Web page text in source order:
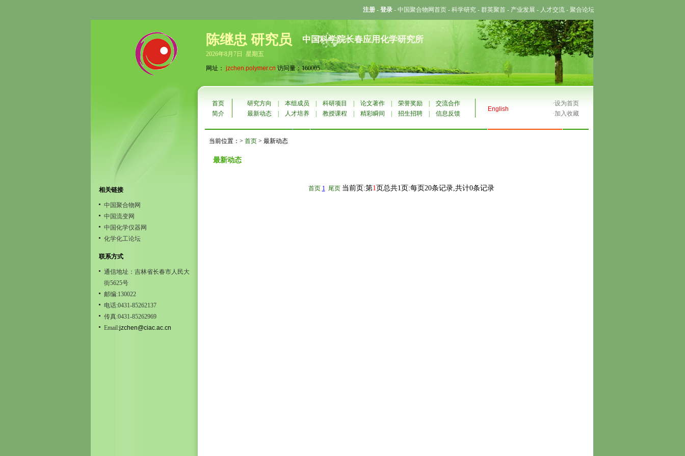
注册 - 登录 - 中国聚合物网首页 - 科学研究 - 群英聚首 - 产业发展 - 人才交流 - 聚合论坛
陈继忠 研究员 中国科学院长春应用化学研究所
2026年8月7日 星期五
网址： jzchen.polymer.cn访问量：160005
相关链接
中国聚合物网
中国流变网
中国化学仪器网
化学化工论坛
联系方式
通信地址：吉林省长春市人民大
街5625号
邮编:130022
电话:0431-85262137
传真:0431-85262969
Email:jzchen@ciac.ac.cn
首页 研究方向 本组成员 科研项目 论文著作 荣誉奖励 交流合作
English
·设为首页
简介
最新动态 人才培养 教授课程 精彩瞬间 招生招聘 信息反馈 ·加入收藏
当前位置：> 首页 > 最新动态
最新动态
首页 1 尾页 当前页:第1页总共1页:每页20条记录,共计0条记录